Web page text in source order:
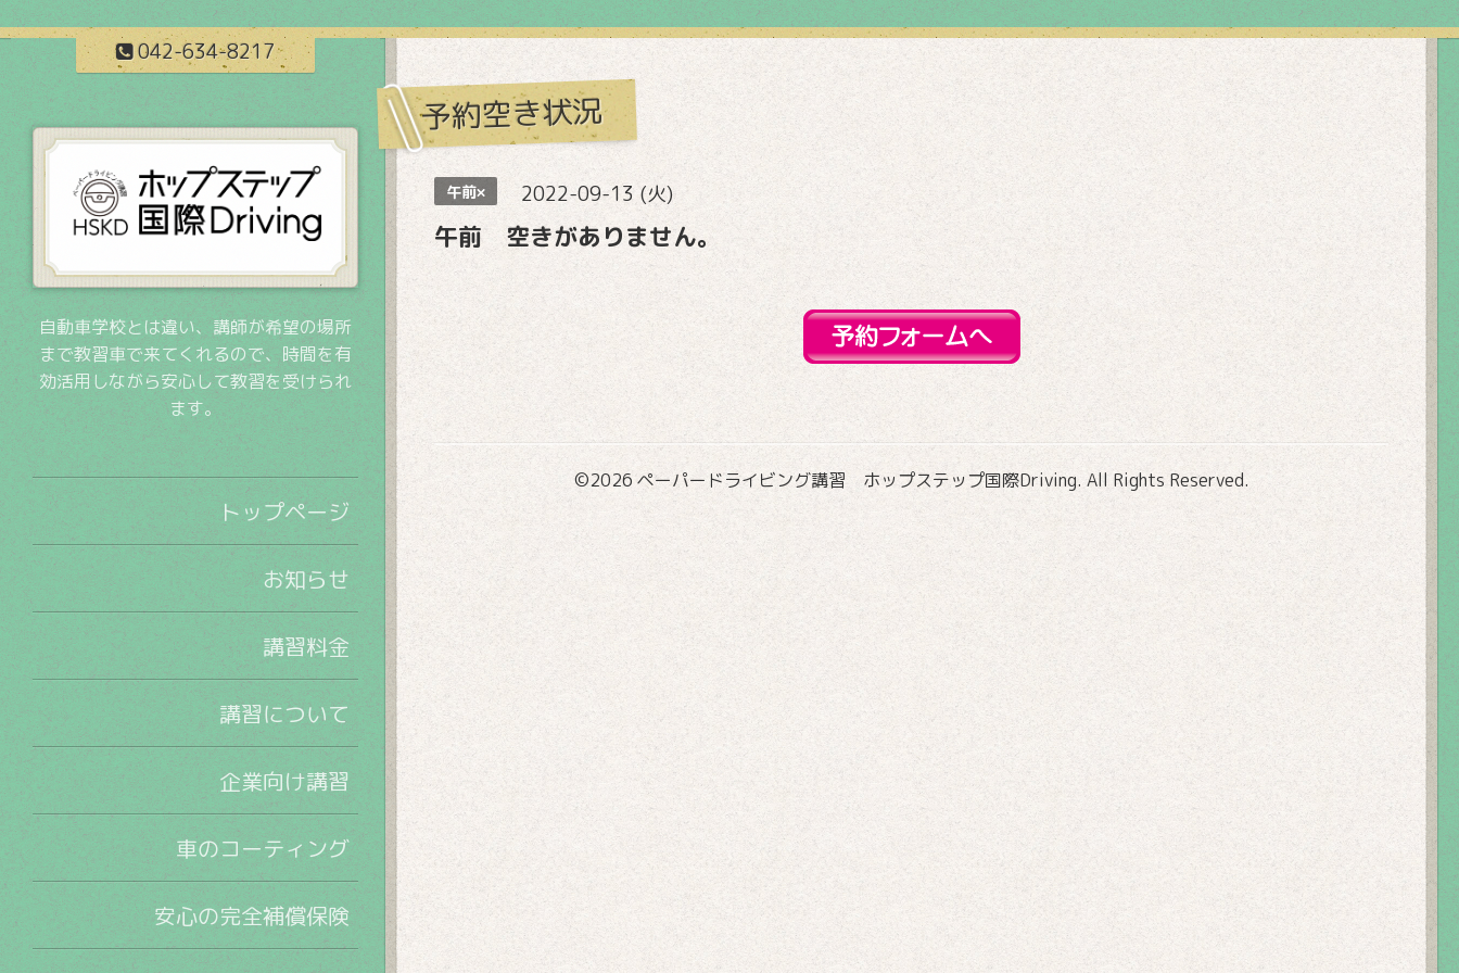
042-634-8217
予約空き状況
午前× 2022-09-13 (火)
午前 空きがありません。
©2026 ペーパードライビング講習 ホップステップ国際Driving. All Rights Reserved.
自動車学校とは違い、講師が希望の場所
まで教習車で来てくれるので、時間を有
効活用しながら安心して教習を受けられ
ます。
トップページ
お知らせ
講習料金
講習について
企業向け講習
車のコーティング
安心の完全補償保険